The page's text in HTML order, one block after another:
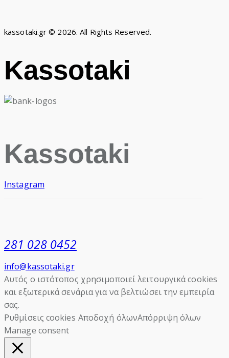
kassotaki.gr © 2026. All Rights Reserved.
Kassotaki
Kassotaki
Instagram
281 028 0452
info@kassotaki.gr
Αυτός ο ιστότοπος χρησιμοποιεί λειτουργικά cookies
και εξωτερικά σενάρια για να βελτιώσει την εμπειρία
σας.
Ρυθμίσεις cookies Αποδοχή όλωνΑπόρριψη όλων
Manage consent